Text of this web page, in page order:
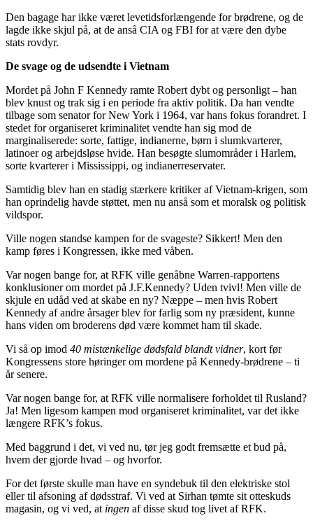
Den bagage har ikke været levetidsforlængende for brødrene, og de
lagde ikke skjul på, at de anså CIA og FBI for at være den dybe
stats rovdyr.
De svage og de udsendte i Vietnam
Mordet på John F Kennedy ramte Robert dybt og personligt – han
blev knust og trak sig i en periode fra aktiv politik. Da han vendte
tilbage som senator for New York i 1964, var hans fokus forandret. I
stedet for organiseret kriminalitet vendte han sig mod de
marginaliserede: sorte, fattige, indianerne, børn i slumkvarterer,
latinoer og arbejdsløse hvide. Han besøgte slumområder i Harlem,
sorte kvarterer i Mississippi, og indianerreservater.
Samtidig blev han en stadig stærkere kritiker af Vietnam-krigen, som
han oprindelig havde støttet, men nu anså som et moralsk og politisk
vildspor.
Ville nogen standse kampen for de svageste? Sikkert! Men den
kamp føres i Kongressen, ikke med våben.
Var nogen bange for, at RFK ville genåbne Warren-rapportens
konklusioner om mordet på J.F.Kennedy? Uden tvivl! Men ville de
skjule en udåd ved at skabe en ny? Næppe – men hvis Robert
Kennedy af andre årsager blev for farlig som ny præsident, kunne
hans viden om broderens død være kommet ham til skade.
Vi så op imod 40 mistænkelige dødsfald blandt vidner, kort før
Kongressens store høringer om mordene på Kennedy-brødrene – ti
år senere.
Var nogen bange for, at RFK ville normalisere forholdet til Rusland?
Ja! Men ligesom kampen mod organiseret kriminalitet, var det ikke
længere RFK’s fokus.
Med baggrund i det, vi ved nu, tør jeg godt fremsætte et bud på,
hvem der gjorde hvad – og hvorfor.
For det første skulle man have en syndebuk til den elektriske stol
eller til afsoning af dødsstraf. Vi ved at Sirhan tømte sit otteskuds
magasin, og vi ved, at ingen af disse skud tog livet af RFK.